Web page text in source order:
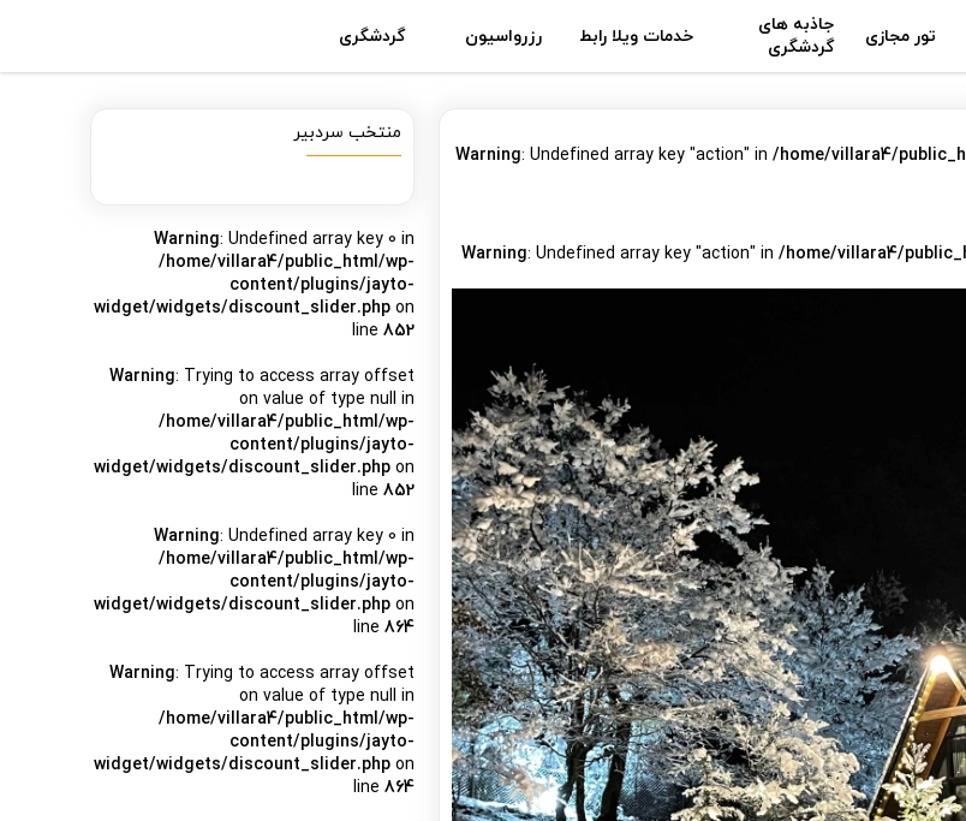
تور مجازی
جاذبه های
گردشگری
خدمات ویلا رابط رزرواسیون گردشگری
Warning: Undefined array key "action" in /home/villara4/
Warning: Undefined array key "action" in /home/villara4/
منتخب سردبیر
Warning: Undefined array key 0 in
/home/villara4/public_html/wp-
content/plugins/jayto-
widget/widgets/discount_slider.php on
line852
Warning: Trying to access array offset
on value of type null in
/home/villara4/public_html/wp-
content/plugins/jayto-
widget/widgets/discount_slider.php on
line852
Warning: Undefined array key 0 in
/home/villara4/public_html/wp-
content/plugins/jayto-
widget/widgets/discount_slider.php on
line864
Warning: Trying to access array offset
on value of type null in
/home/villara4/public_html/wp-
content/plugins/jayto-
widget/widgets/discount_slider.php on
line864